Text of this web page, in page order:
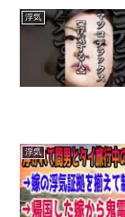
浮気
浮気